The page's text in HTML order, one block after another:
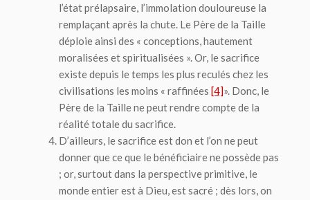
l’état prélapsaire, l’immolation douloureuse la
remplaçant après la chute. Le Père de la Taille
déploie ainsi des « conceptions, hautement
moralisées et spiritualisées ». Or, le sacrifice
existe depuis le temps les plus reculés chez les
civilisations les moins « raffinées [4]». Donc, le
Père de la Taille ne peut rendre compte de la
réalité totale du sacrifice.
D’ailleurs, le sacrifice est don et l’on ne peut
donner que ce que le bénéficiaire ne possède pas
; or, surtout dans la perspective primitive, le
monde entier est à Dieu, est sacré ; dès lors, on